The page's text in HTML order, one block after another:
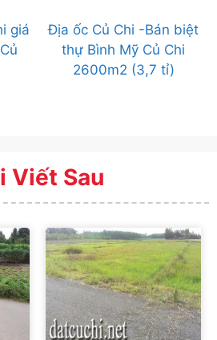
giá
Địa ốc Củ Chi -Bán biệt
thự Bình Mỹ Củ Chi
2600m2 (3,7 tỉ)
Viết Sau